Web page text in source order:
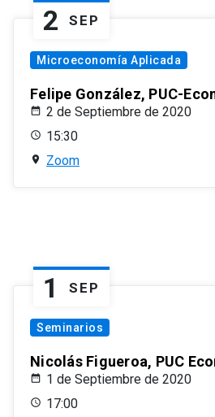
2 SEP
Microeconomía Aplicada
Felipe González, PUC-
2 de Septiembre de 2020
15:30
Zoom
1 SEP
Seminarios
Nicolás Figueroa, PUC
1 de Septiembre de 2020
17:00